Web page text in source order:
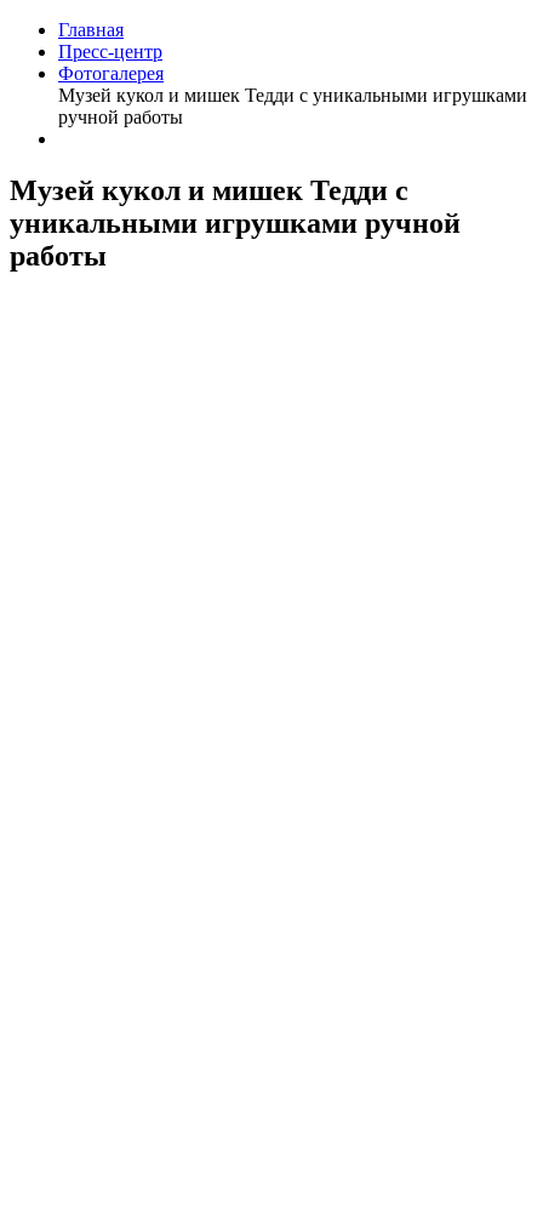
Главная
Пресс-центр
Фотогалерея
Музей кукол и мишек Тедди с уникальными игрушками
ручной работы
Музей кукол и мишек Тедди с
уникальными игрушками ручной
работы